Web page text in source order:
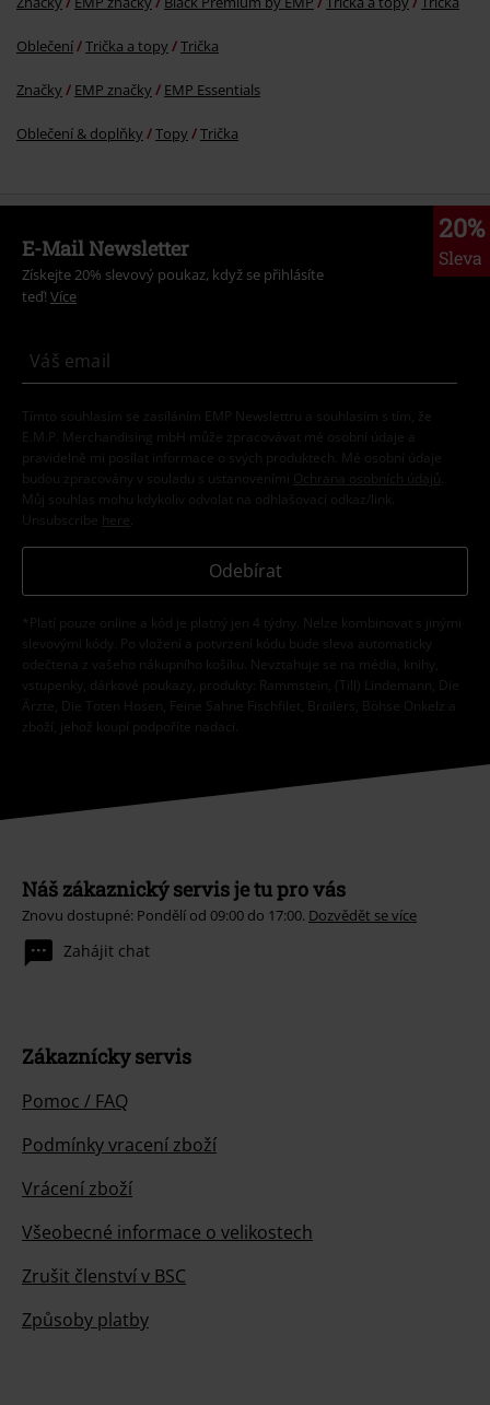
Oblečení Trička a topy Trička
Značky EMP značky EMP Essentials
Oblečení & doplňky Topy Trička
20%
Sleva
E-Mail Newsletter
Získejte 20% slevový poukaz, když se přihlásíte
teď! Více
Tímto souhlasím se zasíláním EMP Newslettru a souhlasím s tím, že
E.M.P. Merchandising mbH může zpracovávat mé osobní údaje a
pravidelně mi posílat informace o svých produktech. Mé osobní údaje
budou zpracovány v souladu s ustanoveními
Ochrana osobních údajů
Můj souhlas mohu kdykoliv odvolat na odhlašovací odkaz/link.
Unsubscribe here
Odebírat
*Platí pouze online a kód je platný jen 4 týdny. Nelze kombinovat s jinými
slevovými kódy. Po vložení a potvrzení kódu bude sleva automaticky
odečtena z vašeho nákupního košíku. Nevztahuje se na média, knihy,
vstupenky, dárkové poukazy, produkty: Rammstein, (Till) Lindemann, Die
Ärzte, Die Toten Hosen, Feine Sahne Fischfilet, Broilers, Böhse Onkelz a
zboží, jehož koupí podpoříte nadaci.
Náš zákaznický servis je tu pro vás
Znovu dostupné: Pondělí od 09:00 do 17:00. Dozvědět se více
Zahájit chat
Zákaznícky servis
Pomoc / FAQ
Podmínky vracení zboží
Vrácení zboží
Všeobecné informace o velikostech
Zrušit členství v BSC
Způsoby platby